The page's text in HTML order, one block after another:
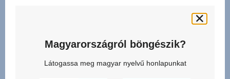
számára legmegfelelőbb terméket!
Magyarországról böngészik?
Látogassa meg magyar nyelvű honlapunkat